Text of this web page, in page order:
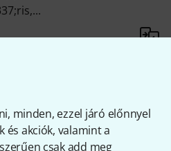
minden, ezzel járó előnnyel
és akciók, valamint a
csak add meg
egyedi